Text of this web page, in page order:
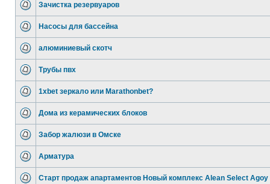
Зачистка резервуаров
Насосы для бассейна
алюминиевый скотч
Трубы пвх
1xbet зеркало или Marathonbet?
Дома из керамических блоков
Забор жалюзи в Омске
Арматура
Старт продаж апартаментов Новый комплекс Alean Select Agoy